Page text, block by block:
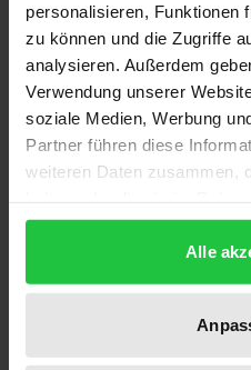
personalisieren, Funktionen
zu können und die Zugriffe
analysieren. Außerdem
Verwendung unserer
soziale Medien, Werbung
Partner führen diese
weiteren Daten zusammen,
gesammelt haben.
Alle
Die europäischen
ständig an Bedeutung.
Mißverständnisse und
was die Beihilfeaufsicht
leisten kann.
Die Studie mißt das
Grundsätze des
jüngerer Zeit ergangenen
GruppenfreistellungsVO)